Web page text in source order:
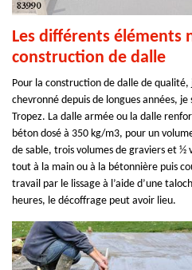
Les différents éléments
construction de dalle
Pour la construction de dalle de
chevronné depuis de longues années,
Tropez. La dalle armée ou la dalle
béton dosé à 350 kg/m3, pour un
de sable, trois volumes de graviers et ½
tout à la main ou à la bétonnière puis
travail par le lissage à l’aide d’une
heures, le décoffrage peut avoir lieu.